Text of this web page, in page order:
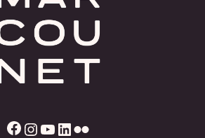
Facebook Instagram YouTube